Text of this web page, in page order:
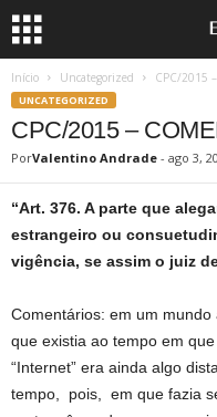
Início Uncategorized CPC/2015
UNCATEGORIZED
CPC/2015 –
PorValentino Andrade - ago 3,
“Art. 376. A parte que
estrangeiro ou
vigência, se assim o juiz
Comentários: em um
que existia ao tempo em
“Internet” era ainda algo
tempo, pois, em que fazia